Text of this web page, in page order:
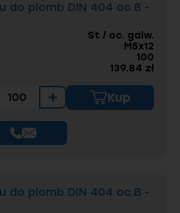
do plomb DIN 404 oc.B -
St / oc. galw.
M5x12
100
139.84 zł
+ Kup
do plomb DIN 404 oc.B -